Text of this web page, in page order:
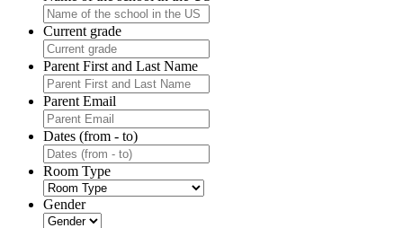
Current grade
Parent First and Last Name
Parent Email
Dates (from - to)
Room Type
Gender